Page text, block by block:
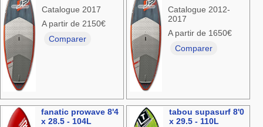
Catalogue 2017
A partir de 2150€
Comparer
Catalogue 2012-
2017
A partir de 1650€
Comparer
fanatic prowave 8'4
x 28.5 - 104L
tabou supasurf 8'0
x 29.5 - 110L